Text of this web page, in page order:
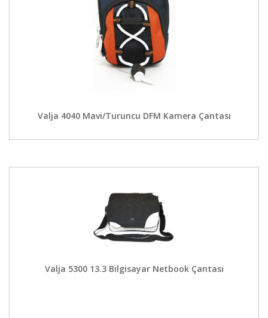
Valja 4040 Mavi/Turuncu DFM Kamera Çantası
Valja 5300 13.3 Bilgisayar Netbook Çantası